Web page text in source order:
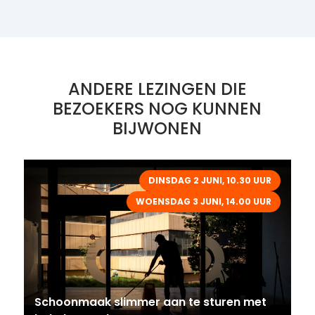
ANDERE LEZINGEN DIE
BEZOEKERS NOG KUNNEN
BIJWONEN
DINSDAG 2 JUNI, 10.30 UUR
WOENSDAG 3 JUNI, 14.00 UUR
Schoonmaak slimmer aan te sturen met